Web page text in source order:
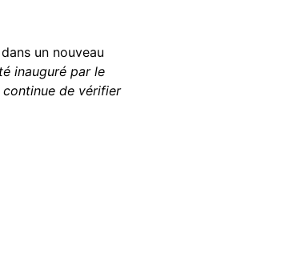
un nouveau
inauguré par le
continue de vérifier